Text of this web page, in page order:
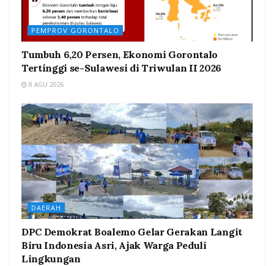
PEMPROV GORONTALO
Tumbuh 6,20 Persen, Ekonomi Gorontalo
Tertinggi se-Sulawesi di Triwulan II 2026
8 AGU 2026
DAERAH
DPC Demokrat Boalemo Gelar Gerakan Langit
Biru Indonesia Asri, Ajak Warga Peduli
Lingkungan